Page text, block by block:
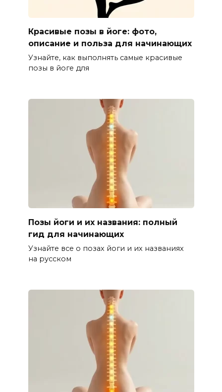
Красивые позы в йоге: фото,
описание и польза для начинающих
Узнайте, как выполнять самые красивые
позы в йоге для
Позы йоги и их названия: полный
гид для начинающих
Узнайте все о позах йоги и их названиях
на русском